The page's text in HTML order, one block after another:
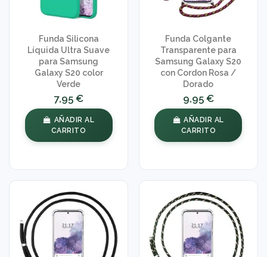
Funda Silicona
Líquida Ultra Suave
para Samsung
Galaxy S20 color
Verde
7,95 €
AÑADIR AL
CARRITO
Funda Colgante
Transparente para
Samsung Galaxy S20
con Cordon Rosa /
Dorado
9,95 €
AÑADIR AL
CARRITO